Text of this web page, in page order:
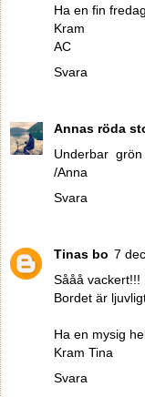
Ha en fin fredag
Kram
AC
Svara
Annas röda
Underbar
/Anna
Svara
Tinas bo 7
Sååå vackert!!!
Bordet är
Ha en mysig
Kram Tina
Svara